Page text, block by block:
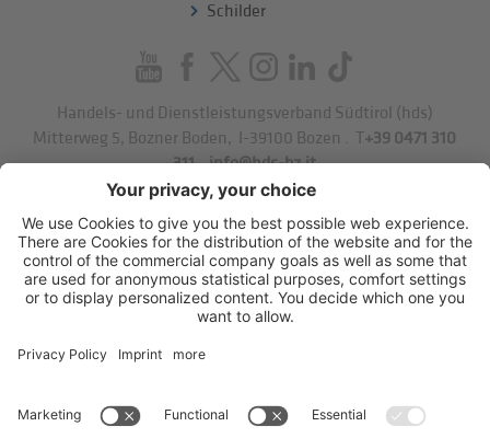
Schilder
Handels- und Dienstleistungsverband Südtirol (hds)
Mitterweg 5, Bozner Boden
I-39100 Bozen . T+39 0471 310
311.info@hds-bz.it
Impressum
Datenschutzerklärung
Cookie-Einstellungen
Sitemap